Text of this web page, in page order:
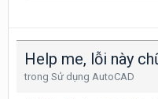
Help me, lỗi này
trong Sử dụng AutoCAD